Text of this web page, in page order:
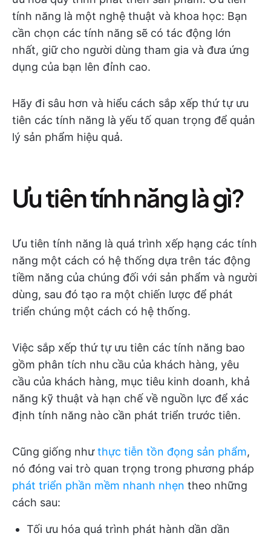
tính năng là một nghệ thuật và khoa học: Bạn
cần chọn các tính năng sẽ có tác động lớn
nhất, giữ cho người dùng tham gia và đưa ứng
dụng của bạn lên đỉnh cao.
Hãy đi sâu hơn và hiểu cách sắp xếp thứ tự ưu
tiên các tính năng là yếu tố quan trọng để quản
lý sản phẩm hiệu quả.
Ưu tiên tính năng là gì?
Ưu tiên tính năng là quá trình xếp hạng các tính
năng một cách có hệ thống dựa trên tác động
tiềm năng của chúng đối với sản phẩm và người
dùng, sau đó tạo ra một chiến lược để phát
triển chúng một cách có hệ thống.
Việc sắp xếp thứ tự ưu tiên các tính năng bao
gồm phân tích nhu cầu của khách hàng, yêu
cầu của khách hàng, mục tiêu kinh doanh, khả
năng kỹ thuật và hạn chế về nguồn lực để xác
định tính năng nào cần phát triển trước tiên.
Cũng giống nhưthực tiễn tồn đọng sản phẩm,
nó đóng vai trò quan trọng trong phương pháp
phát triển phần mềm nhanh nhẹn theo những
cách sau:
Tối ưu hóa quá trình phát hành dần dần